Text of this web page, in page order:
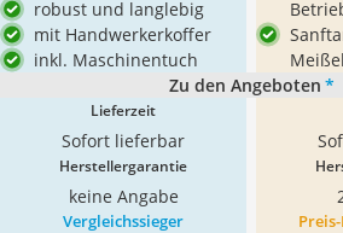
robust und langlebig
mit Handwerkerkoffer
inkl. Maschinentuch
Zu den Angeboten *
Lieferzeit
Sofort lieferbar
Herstellergarantie
keine Angabe
Vergleichssieger